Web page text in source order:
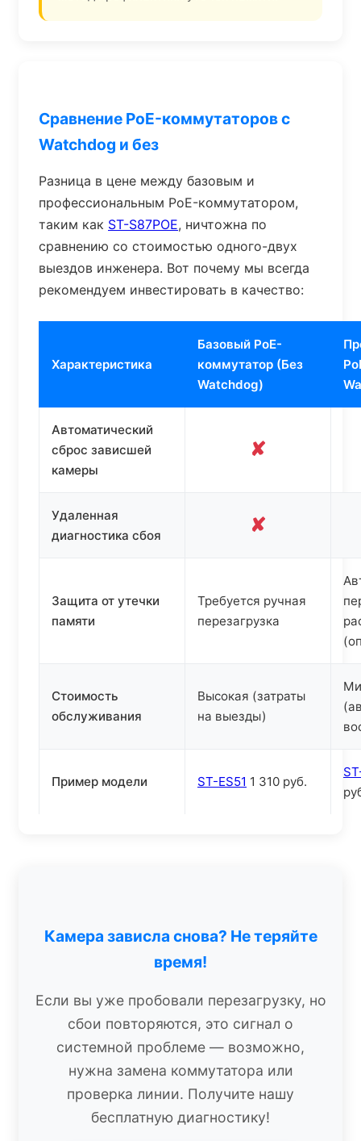
Сравнение PoE-коммутаторов с
Watchdog и без
Разница в цене между базовым и
профессиональным PoE-коммутатором,
таким как ST-S87POE, ничтожна по
сравнению со стоимостью одного-двух
выездов инженера. Вот почему мы всегда
рекомендуем инвестировать в качество:
Характеристика
Базовый PoE-
коммутатор (Без
Watchdog)
Автоматический
сброс зависшей
камеры
✘
Удаленная
диагностика сбоя
✘
Защита от утечки
памяти
Требуется ручная
перезагрузка
Стоимость
обслуживания
Высокая (затраты
на выезды)
Пример модели ST-ES51 1 310 руб.
Камера зависла снова? Не теряйте
время!
Если вы уже пробовали перезагрузку, но
сбои повторяются, это сигнал о
системной проблеме — возможно,
нужна замена коммутатора или
проверка линии. Получите нашу
бесплатную диагностику!